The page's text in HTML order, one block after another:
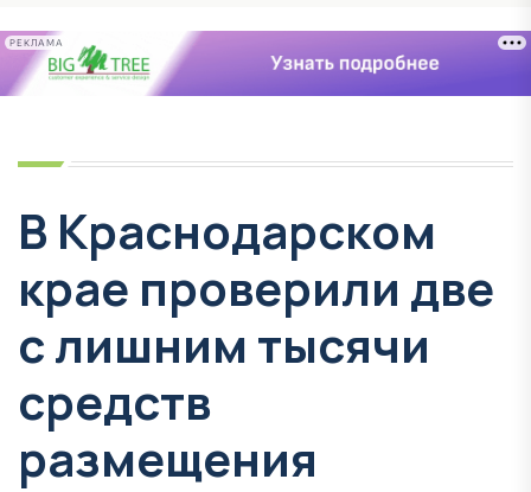
РЕКЛАМА
В Краснодарском
крае проверили две
с лишним тысячи
средств
размещения